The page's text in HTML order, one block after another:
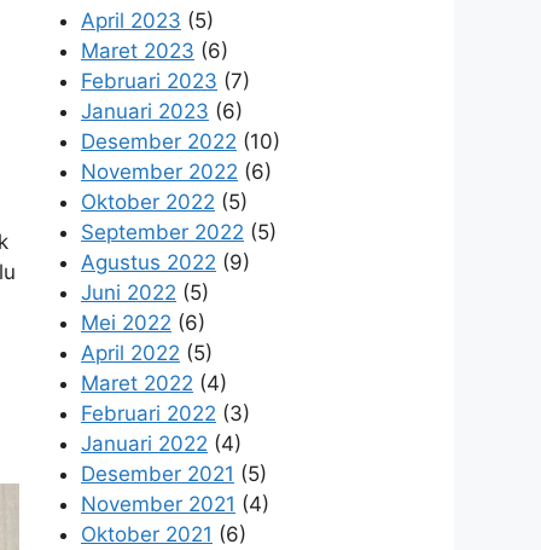
April 2023 (5)
Maret 2023 (6)
Februari 2023 (7)
Januari 2023 (6)
Desember 2022 (10)
November 2022 (6)
Oktober 2022 (5)
September 2022 (5)
Agustus 2022 (9)
Juni 2022 (5)
Mei 2022 (6)
April 2022 (5)
Maret 2022 (4)
Februari 2022 (3)
Januari 2022 (4)
Desember 2021 (5)
November 2021 (4)
Oktober 2021 (6)